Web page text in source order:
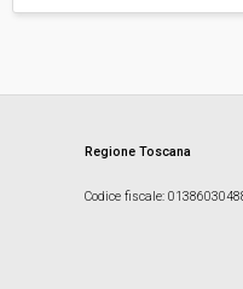
Regione Toscana
Codice fiscale: